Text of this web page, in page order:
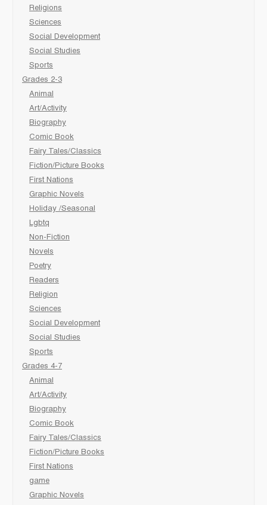
Religions
Sciences
Social Development
Social Studies
Sports
Grades 2-3
Animal
Art/Activity
Biography
Comic Book
Fairy Tales/Classics
Fiction/Picture Books
First Nations
Graphic Novels
Holiday /Seasonal
Lgbtq
Non-Fiction
Novels
Poetry
Readers
Religion
Sciences
Social Development
Social Studies
Sports
Grades 4-7
Animal
Art/Activity
Biography
Comic Book
Fairy Tales/Classics
Fiction/Picture Books
First Nations
game
Graphic Novels